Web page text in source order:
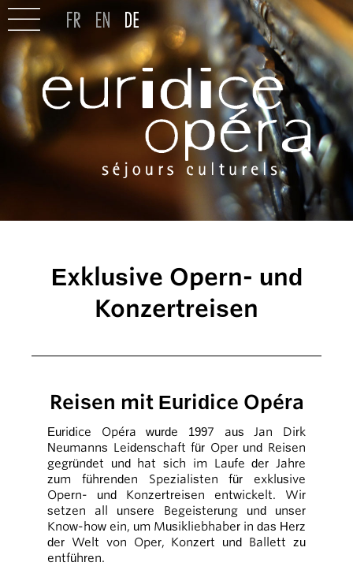
Exklusive Opern- und
Konzertreisen
Reisen mit Euridice Opéra
Euridice Opéra wurde 1997 aus Jan Dirk
Neumanns Leidenschaft für Oper und Reisen
gegründet und hat sich im Laufe der Jahre
zum führenden Spezialisten für exklusive
Opern- und Konzertreisen entwickelt. Wir
setzen all unsere Begeisterung und unser
Know-how ein, um Musikliebhaber in das Herz
der Welt von Oper, Konzert und Ballett zu
entführen.